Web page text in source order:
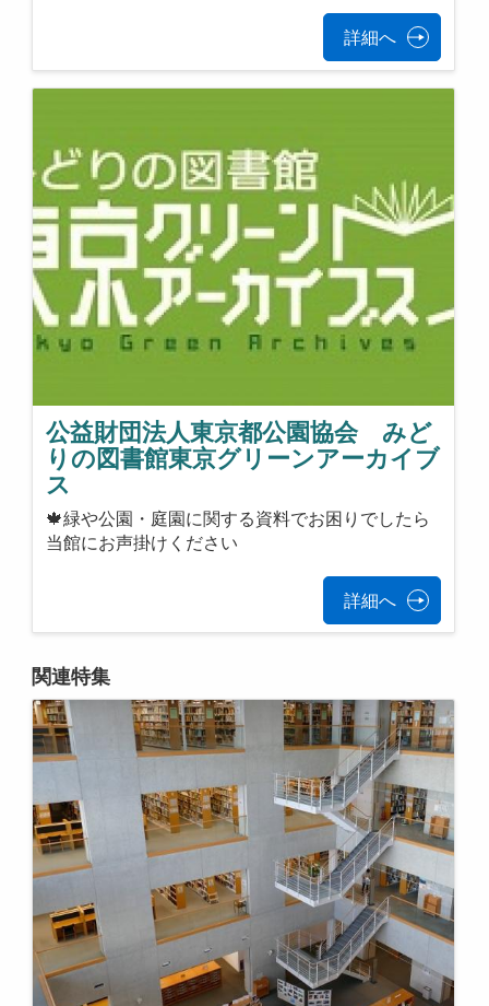
詳細へ
公益財団法人東京都公園協会 みど
りの図書館東京グリーンアーカイブ
ス
🍁緑や公園・庭園に関する資料でお困りでしたら
当館にお声掛けください
詳細へ
関連特集